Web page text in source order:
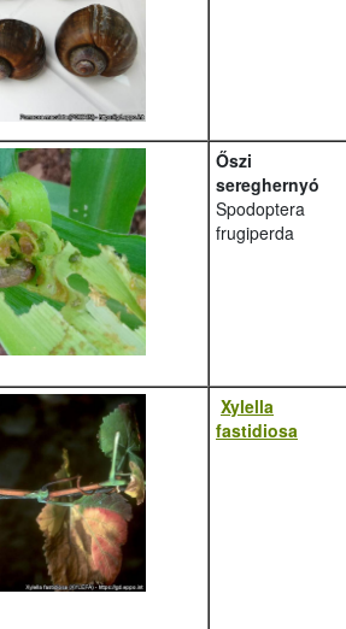
Őszi
sereghernyó
Spodoptera
frugiperda
Xylella
fastidiosa